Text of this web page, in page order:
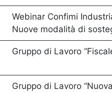
Webinar Confimi
Nuove modalità di
Gruppo di Lavoro
Gruppo di Lavoro